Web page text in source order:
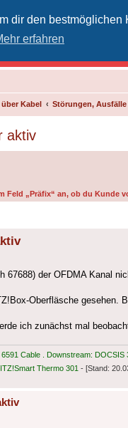
dir den
erfahren
Kabel Störungen,
aktiv
„Präfix“ an, ob du Kunde
67688) der OFDMA Kanal
Oberfläsche gesehen.
ich zunächst mal
Cable . Downstream:
Thermo 301 - [Stand: